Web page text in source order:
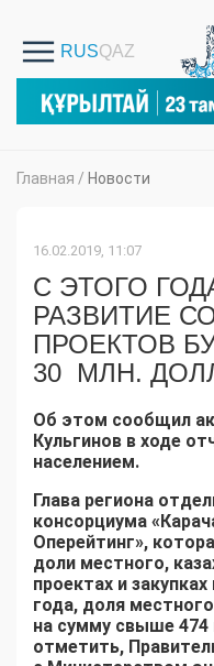
Главная / Новости
16.02.2019, 11:07
С ЭТОГО
РАЗВИТИЕ
ПРОЕКТОВ
30 МЛН.
Об этом сообщил
Кульгинов в ходе
населением.
Глава региона
консорциума
Оперейтинг»,
доли местного,
проектах и
года, доля
на сумму свыше
отметить,